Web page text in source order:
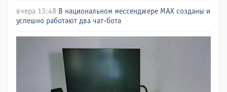
вчера 13:48 В национальном мессенджере МАХ созданы и
успешно работают два чат-бота